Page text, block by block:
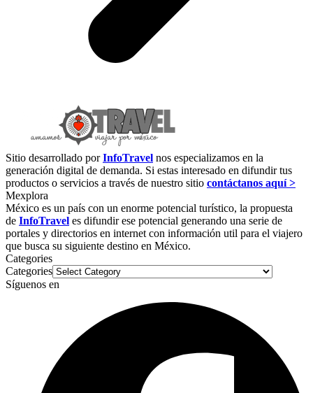
Sitio desarrollado porInfoTravel nos especializamos en la
generación digital de demanda. Si estas interesado en difundir tus
productos o servicios a través de nuestro sitio contáctanos aquí >
Mexplora
México es un país con un enorme potencial turístico, la propuesta
de InfoTravel es difundir ese potencial generando una serie de
portales y directorios en internet con información util para el viajero
que busca su siguiente destino en México.
Categories
Categories
Síguenos en